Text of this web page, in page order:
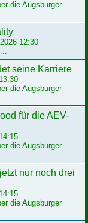
die Augsburger
12:30
seine Karriere
die Augsburger
für die AEV-
die Augsburger
nur noch drei
die Augsburger